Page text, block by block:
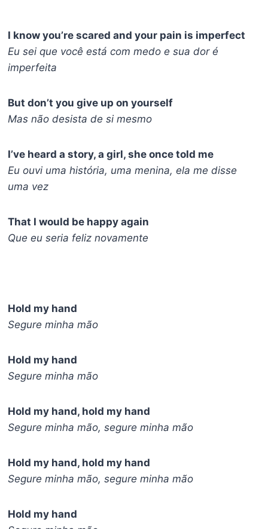
I know you’re scared and your pain is imperfect
Eu sei que você está com medo e sua dor é
imperfeita
But don’t you give up on yourself
Mas não desista de si mesmo
I’ve heard a story, a girl, she once told me
Eu ouvi uma história, uma menina, ela me disse
uma vez
That I would be happy again
Que eu seria feliz novamente
Hold my hand
Segure minha mão
Hold my hand
Segure minha mão
Hold my hand, hold my hand
Segure minha mão, segure minha mão
Hold my hand, hold my hand
Segure minha mão, segure minha mão
Hold my hand